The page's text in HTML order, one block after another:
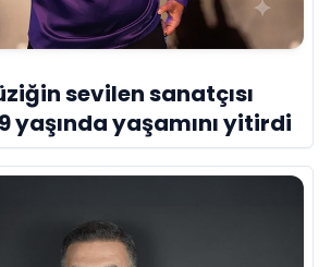
sevilen sanatçısı
yaşında yaşamını yitirdi